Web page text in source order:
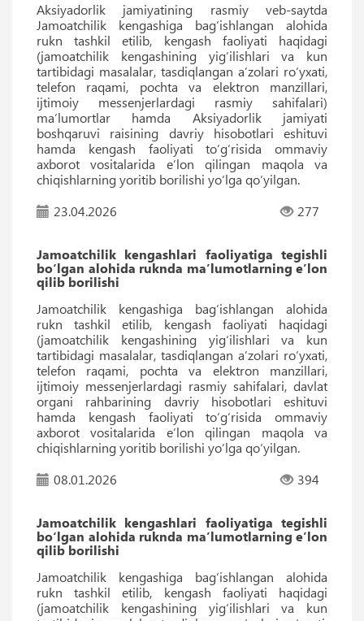
Aksiyadorlik jamiyatining rasmiy veb-saytda
Jamoatchilik kengashiga bag‘ishlangan alohida
rukn tashkil etilib, kengash faoliyati haqidagi
(jamoatchilik kengashining yig‘ilishlari va kun
tartibidagi masalalar, tasdiqlangan aʼzolari ro‘yxati,
telefon raqami, pochta va elektron manzillari,
ijtimoiy messenjerlardagi rasmiy sahifalari)
maʼlumortlar hamda Aksiyadorlik jamiyati
boshqaruvi raisining davriy hisobotlari eshituvi
hamda kengash faoliyati to‘g‘risida ommaviy
axborot vositalarida eʼlon qilingan maqola va
chiqishlarning yoritib borilishi yo‘lga qo‘yilgan.
23.04.2026
277
Jamoatchilik kengashlari faoliyatiga tegishli
bo‘lgan alohida ruknda maʼlumotlarning eʼlon
qilib borilishi
Jamoatchilik kengashiga bag‘ishlangan alohida
rukn tashkil etilib, kengash faoliyati haqidagi
(jamoatchilik kengashining yig‘ilishlari va kun
tartibidagi masalalar, tasdiqlangan aʼzolari ro‘yxati,
telefon raqami, pochta va elektron manzillari,
ijtimoiy messenjerlardagi rasmiy sahifalari, davlat
organi rahbarining davriy hisobotlari eshituvi
hamda kengash faoliyati to‘g‘risida ommaviy
axborot vositalarida eʼlon qilingan maqola va
chiqishlarning yoritib borilishi yo‘lga qo‘yilgan.
08.01.2026
394
Jamoatchilik kengashlari faoliyatiga tegishli
bo‘lgan alohida ruknda maʼlumotlarning eʼlon
qilib borilishi
Jamoatchilik kengashiga bag‘ishlangan alohida
rukn tashkil etilib, kengash faoliyati haqidagi
(jamoatchilik kengashining yig‘ilishlari va kun